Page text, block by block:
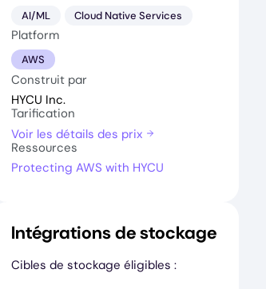
AI/ML Cloud Native Services
Platform
AWS
Construit par
HYCU Inc.
Tarification
Voir les détails des prix
Ressources
Protecting AWS with HYCU
Intégrations de stockage
Cibles de stockage éligibles :